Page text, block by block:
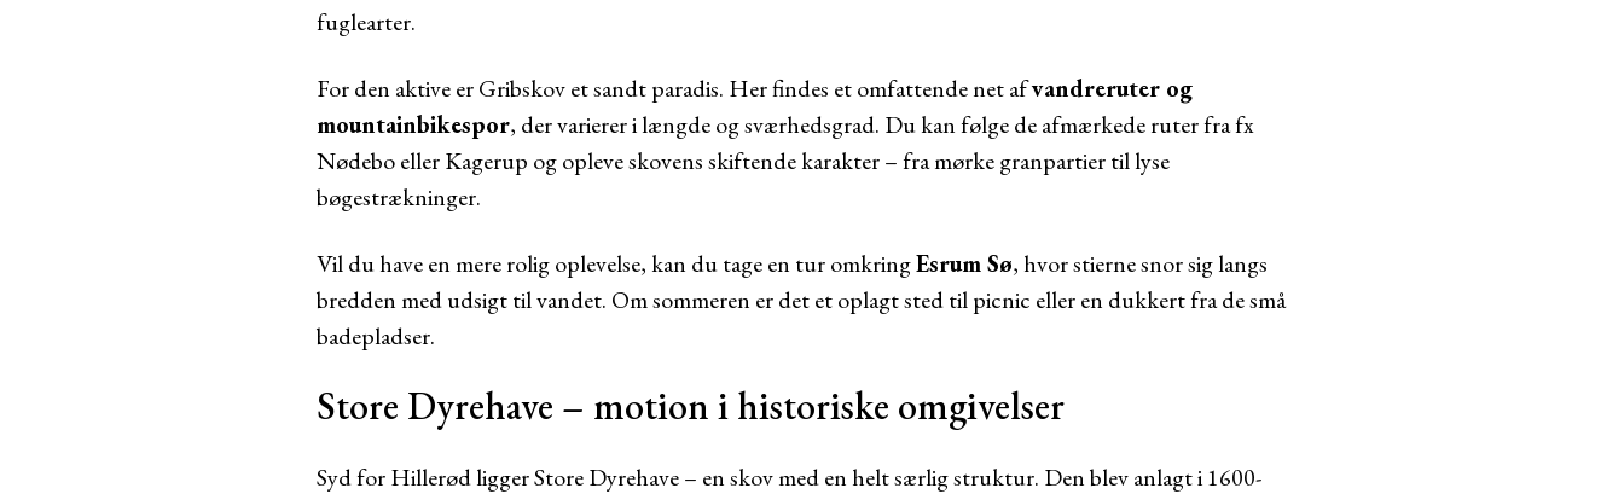
fuglearter.
For den aktive er Gribskov et sandt paradis. Her findes et omfattende net afvandreruter og
mountainbikespor, der varierer i længde og sværhedsgrad. Du kan følge de afmærkede ruter fra fx
Nødebo eller Kagerup og opleve skovens skiftende karakter – fra mørke granpartier til lyse
bøgestrækninger.
Vil du have en mere rolig oplevelse, kan du tage en tur omkringEsrum Sø, hvor stierne snor sig langs
bredden med udsigt til vandet. Om sommeren er det et oplagt sted til picnic eller en dukkert fra de små
badepladser.
Store Dyrehave – motion i historiske omgivelser
Syd for Hillerød ligger Store Dyrehave – en skov med en helt særlig struktur. Den blev anlagt i 1600-